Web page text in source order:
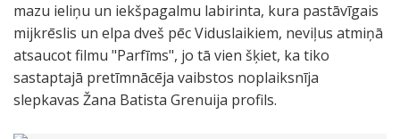
mazu ieliņu un iekšpagalmu labirinta, kura pastāvīgais
mijkrēslis un elpa dveš pēc Viduslaikiem, neviļus atmiņā
atsaucot filmu "Parfīms", jo tā vien šķiet, ka tiko
sastaptajā pretīmnācēja vaibstos noplaiksnīja
slepkavas Žana Batista Grenuija profils.